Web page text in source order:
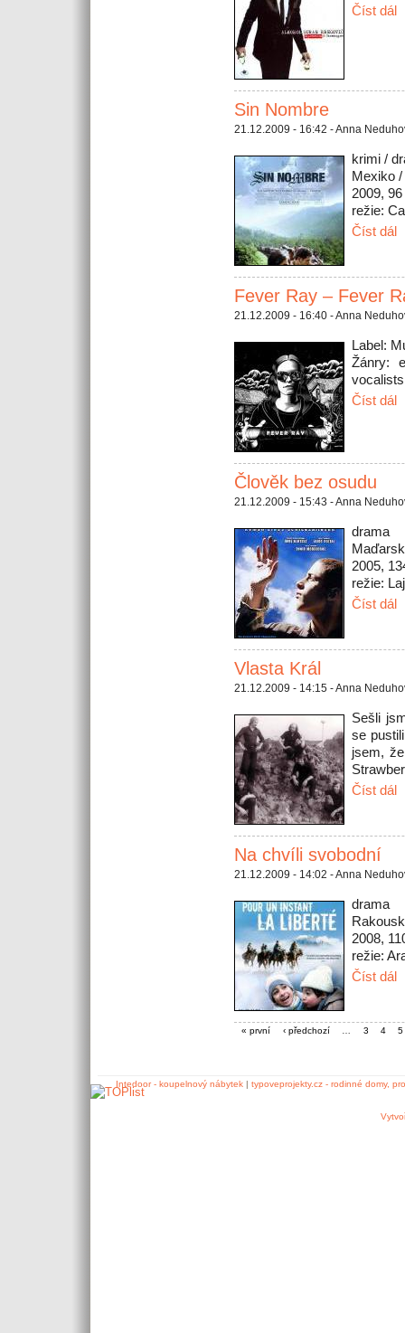
Číst dál
Sin Nombre
21.12.2009 - 16:42 - Anna
krimi /
Mexiko
2009,
režie:
Číst dál
Fever Ray – Fever
21.12.2009 - 16:40 - Anna
Label:
Žánry:
vocalists
Číst dál
Člověk bez osudu
21.12.2009 - 15:43 - Anna
drama
2005,
režie:
Číst dál
Vlasta Král
21.12.2009 - 14:15 - Anna
Sešli
se
jsem,
Číst dál
Na chvíli svobodní
21.12.2009 - 14:02 - Anna
drama
2008,
režie:
Číst dál
« první ‹ předchozí 3 4 5
Intedoor - koupelnový nábytek| typoveprojekty.cz - rodinné domy,